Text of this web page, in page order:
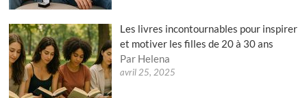
Les livres incontournables pour inspirer
et motiver les filles de 20 à 30 ans
Par Helena
avril 25, 2025